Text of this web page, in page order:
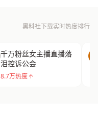
黑料社下载实时热度排行
千万粉丝女主播直播落
泪控诉公会
8.7万热度